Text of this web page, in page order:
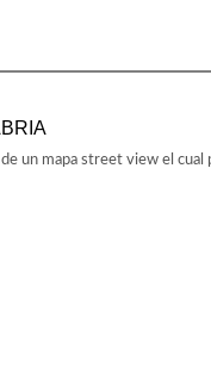
un mapa street view el